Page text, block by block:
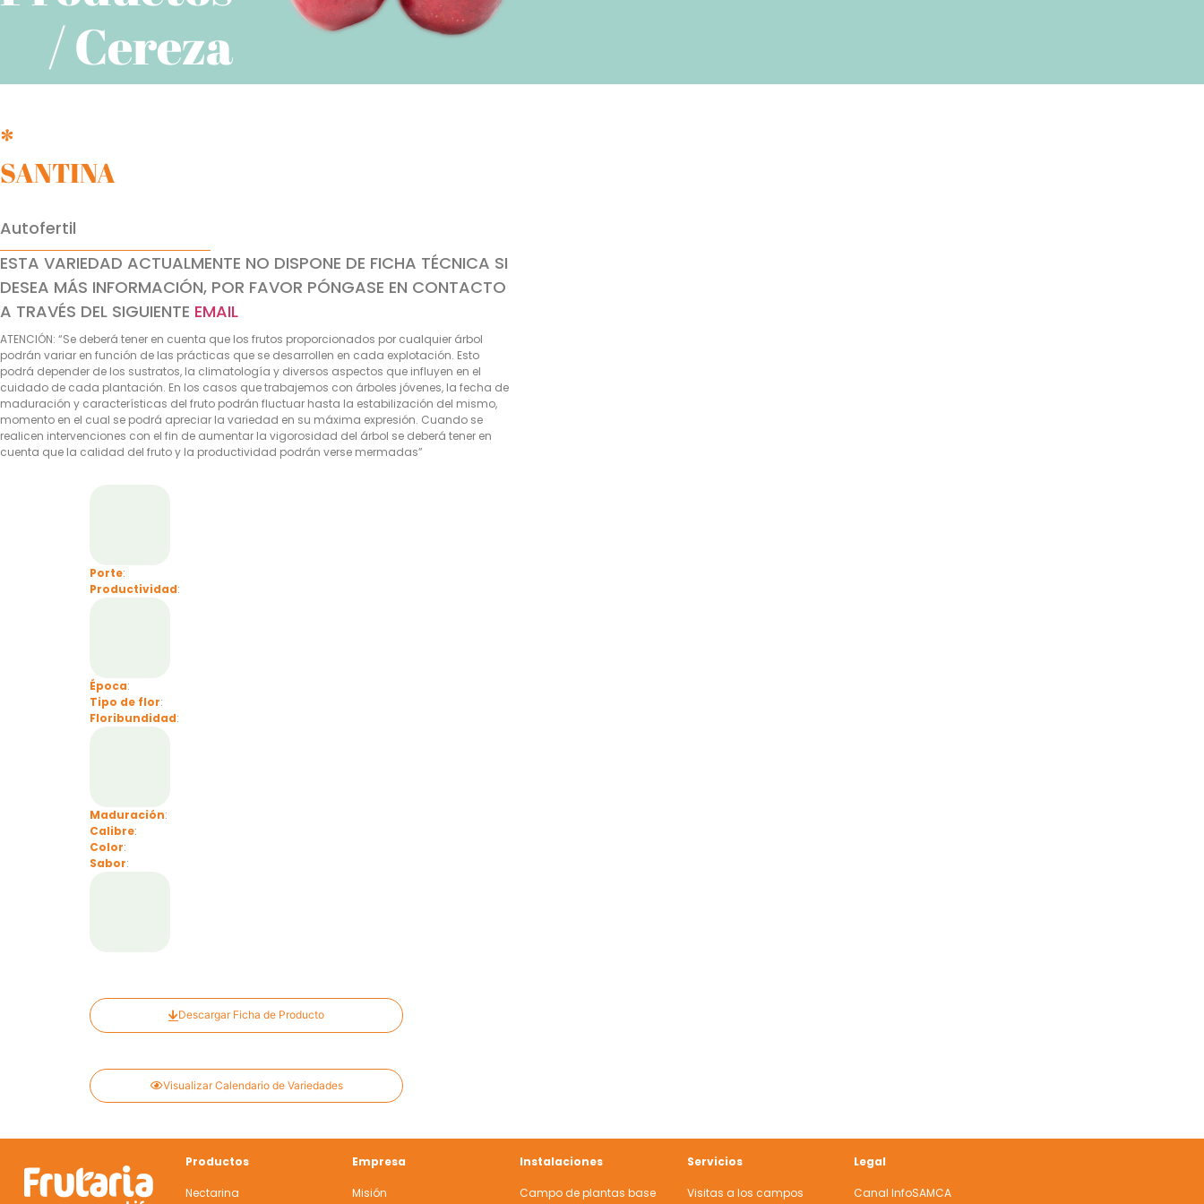
/ Cereza
*
SANTINA
Autofertil
ESTA VARIEDAD ACTUALMENTE NO DISPONE DE FICHA TÉCNICA SI
DESEA MÁS INFORMACIÓN, POR FAVOR PÓNGASE EN CONTACTO
A TRAVÉS DEL SIGUIENTE EMAIL
ATENCIÓN: “Se deberá tener en cuenta que los frutos proporcionados por cualquier árbol
podrán variar en función de las prácticas que se desarrollen en cada explotación. Esto
podrá depender de los sustratos, la climatología y diversos aspectos que influyen en el
cuidado de cada plantación. En los casos que trabajemos con árboles jóvenes, la fecha de
maduración y características del fruto podrán fluctuar hasta la estabilización del mismo,
momento en el cual se podrá apreciar la variedad en su máxima expresión. Cuando se
realicen intervenciones con el fin de aumentar la vigorosidad del árbol se deberá tener en
cuenta que la calidad del fruto y la productividad podrán verse mermadas”
Porte:
Productividad:
Época:
Tipo de flor:
Floribundidad:
Maduración:
Calibre:
Color:
Sabor:
Descargar Ficha de Producto
Visualizar Calendario de Variedades
Productos
Nectarina
Empresa
Misión
Instalaciones
Campo de plantas base
Servicios
Visitas a los campos
Legal
Canal InfoSAMCA